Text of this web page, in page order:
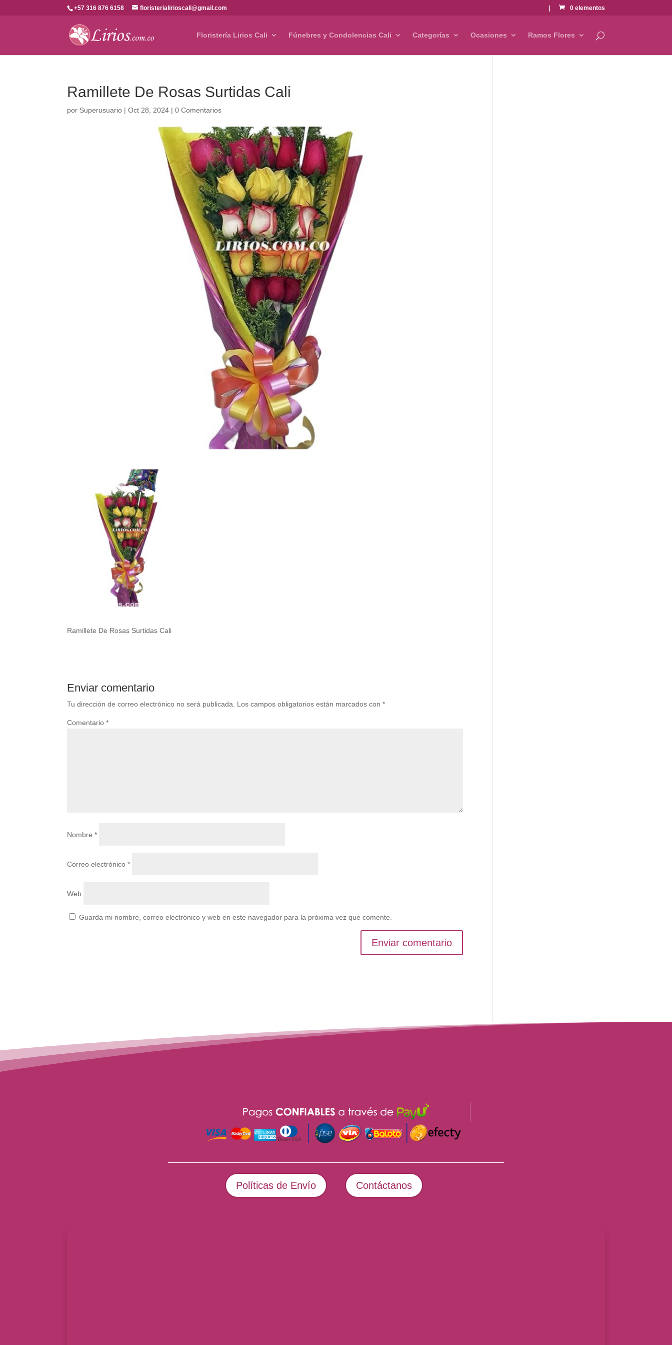
+57 316 876 6158 floristerialirioscali@gmail.com 0 elementos
Floristería Lirios Cali Fúnebres y Condolencias Cali Categorías Ocasiones Ramos Flores
Ramillete De Rosas Surtidas Cali
por Superusuario |Oct 28, 2024 |0 Comentarios
Ramillete De Rosas Surtidas Cali
Enviar comentario
Tu dirección de correo electrónico no será publicada. Los campos obligatorios están marcados con*
Comentario*
Nombre*
Correo electrónico*
Web
Guarda mi nombre, correo electrónico y web en este navegador para la próxima vez que comente.
Políticas de Envío Contáctanos